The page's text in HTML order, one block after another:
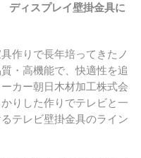
ィスプレイ壁掛金具に
作りで長年培ってきたノ
・高機能で、快適性を追
カー朝日木材加工株式会
りした作りでテレビと一
テレビ壁掛金具のライン